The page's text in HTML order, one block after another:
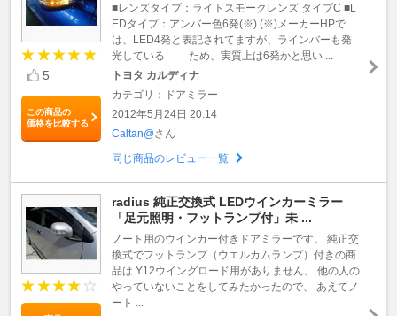
5
この商品の
価格を比較する
■レンズタイプ：ライトスモークレンズ タイプC ■L
EDタイプ：アンバー色6発(※) (※)メーカーHPで
は、LED4発と表記されてますが、ラインバーも発
光している ため、実質上は6発かと思い ...
トヨタ カルディナ
カテゴリ：ドアミラー
2012年5月24日 20:14
Caltan@さん
同じ商品のレビュー一覧
radius 純正交換式 LEDウインカーミラー
「足元照明・フットランプ付」未 ...
ノート用のウインカー付きドアミラーです。 純正交
換式でフットランプ（ウエルカムランプ）付きの商
品は Y12ウイングロード用がありません。 他の人の
やっていないことをしてみたかったので、 あえてノ
ート ...